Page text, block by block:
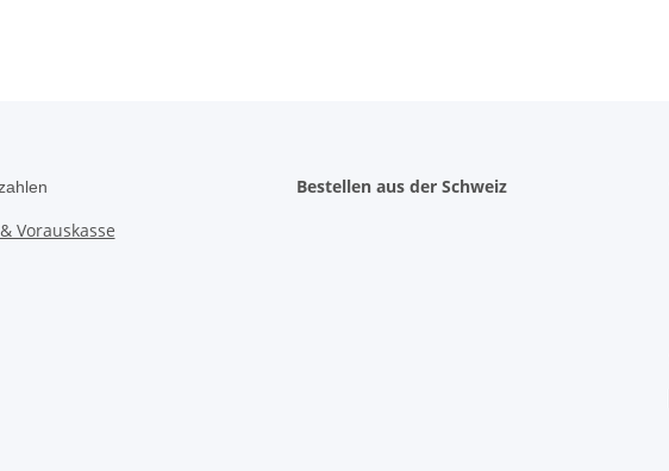
Bestellen aus der Schweiz